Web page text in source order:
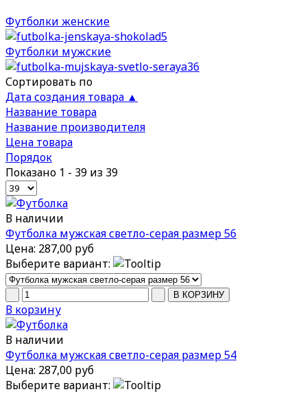
Футболки женские
Футболки мужские
Сортировать по
Дата создания товара ▲
Название товара
Название производителя
Цена товара
Порядок
Показано 1 - 39 из 39
В наличии
Футболка мужская светло-серая размер 56
Цена: 287,00 руб
Выберите вариант:
В корзину
В наличии
Футболка мужская светло-серая размер 54
Цена: 287,00 руб
Выберите вариант: